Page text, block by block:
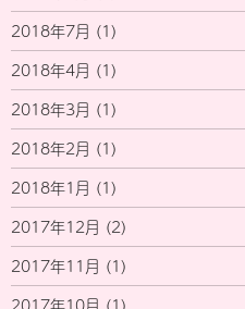
2018年7月 (1)
2018年4月 (1)
2018年3月 (1)
2018年2月 (1)
2018年1月 (1)
2017年12月 (2)
2017年11月 (1)